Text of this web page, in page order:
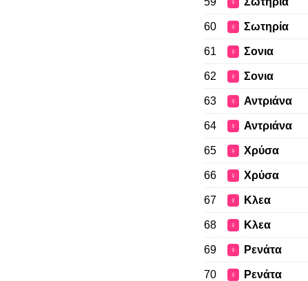
♀
60 ♀ Σωτηρία
61 ♀ Σονια
62 ♀ Σονια
63 ♀ Αντριάνα
64 ♀ Αντριάνα
65 ♀ Χρύσα
66 ♀ Χρύσα
67 ♀ Κλεα
68 ♀ Κλεα
69 ♀ Ρενάτα
70 ♀ Ρενάτα